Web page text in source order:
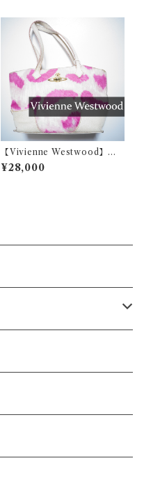
【Vivienne Westwood】ヴ
ィヴィアンウエストウッド
オーブモチーフハラコレザー
¥28,000